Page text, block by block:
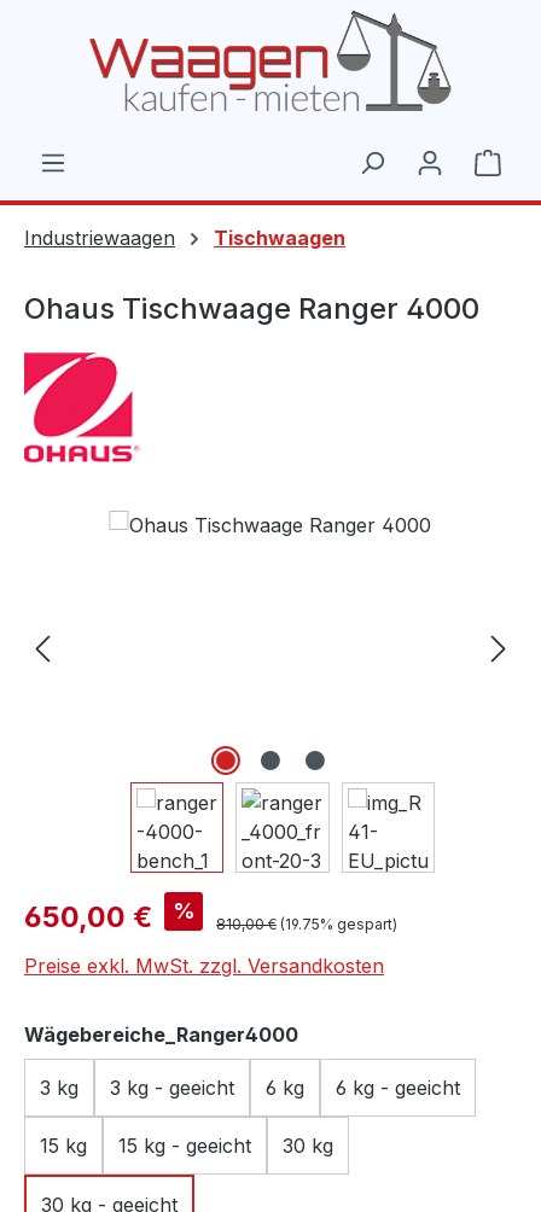
Industriewaagen Tischwaagen
Ohaus Tischwaage Ranger 4000
Bildergalerie überspringen
Verkaufspreis:
650,00 € % Regulärer Preis:
810,00 € (19.75% gespart)
Preise exkl. MwSt. zzgl. Versandkosten
Wägebereiche_Ranger4000auswählen
3 kg 3 kg - geeicht 6 kg 6 kg - geeicht
15 kg 15 kg - geeicht 30 kg
30 kg - geeicht